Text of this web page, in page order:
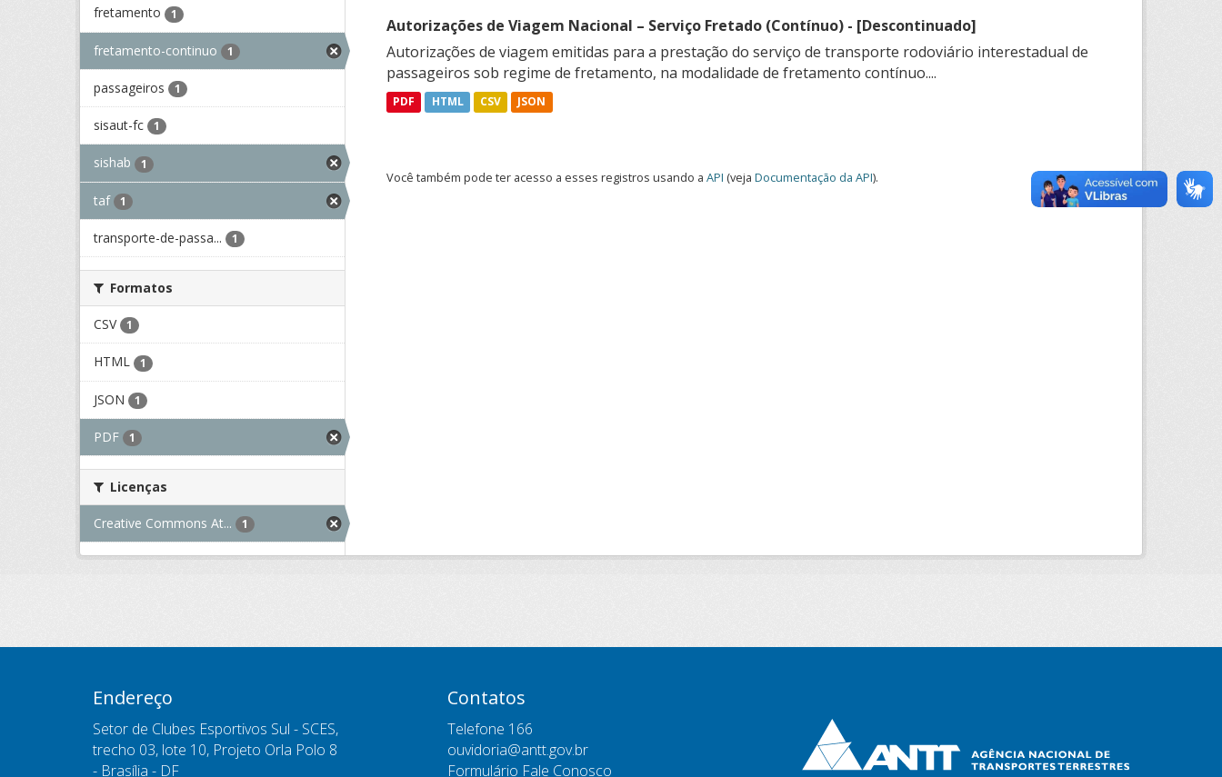
fretamento 1
fretamento-continuo 1
passageiros 1
sisaut-fc 1
sishab 1
taf 1
transporte-de-passa... 1
Formatos
CSV 1
HTML 1
JSON 1
PDF 1
Licenças
Creative Commons At... 1
Autorizações de Viagem Nacional – Serviço Fretado (Contínuo) - [Descontinuado]
Autorizações de viagem emitidas para a prestação do serviço de transporte rodoviário interestadual de
passageiros sob regime de fretamento, na modalidade de fretamento contínuo....
PDF HTML CSV JSON
Você também pode ter acesso a esses registros usando a API (veja Documentação da API).
Endereço
Setor de Clubes Esportivos Sul - SCES,
trecho 03, lote 10, Projeto Orla Polo 8
- Brasília - DF
Contatos
Telefone 166
ouvidoria@antt.gov.br
Formulário Fale Conosco